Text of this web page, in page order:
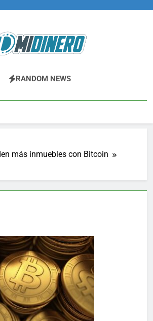
Midinero.co
Criptomonedas
RANDOM NEWS
más inmuebles con Bitcoin